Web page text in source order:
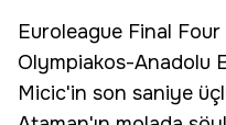
Euroleague Final
Olympiakos-Anadolu
Micic'in son saniye